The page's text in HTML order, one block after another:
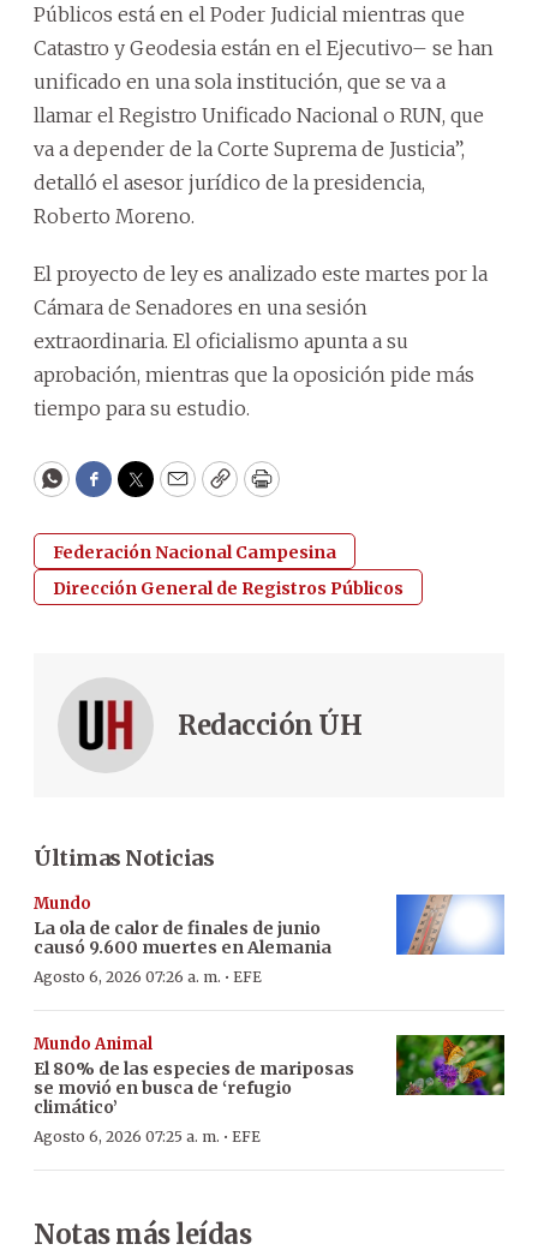
Públicos está en el Poder Judicial mientras que
Catastro y Geodesia están en el Ejecutivo– se han
unificado en una sola institución, que se va a
llamar el Registro Unificado Nacional o RUN, que
va a depender de la Corte Suprema de Justicia”,
detalló el asesor jurídico de la presidencia,
Roberto Moreno.
El proyecto de ley es analizado este martes por la
Cámara de Senadores en una sesión
extraordinaria. El oficialismo apunta a su
aprobación, mientras que la oposición pide más
tiempo para su estudio.
WhatsApp
Facebook
Twitter
EmailCopyPrint
Federación Nacional Campesina
Dirección General de Registros Públicos
Redacción ÚH
Últimas Noticias
Mundo
La ola de calor de finales de junio
causó 9.600 muertes en Alemania
Agosto 6, 2026 07:26 a. m. · EFE
Mundo Animal
El 80% de las especies de mariposas
se movió en busca de ‘refugio
climático’
Agosto 6, 2026 07:25 a. m. · EFE
Notas más leídas